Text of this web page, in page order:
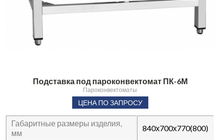
Подставка под пароконвектомат ПК-6М
Пароконвектоматы
ЦЕНА ПО ЗАПРОСУ
Габаритные размеры изделия,
мм
840х700х770(800)